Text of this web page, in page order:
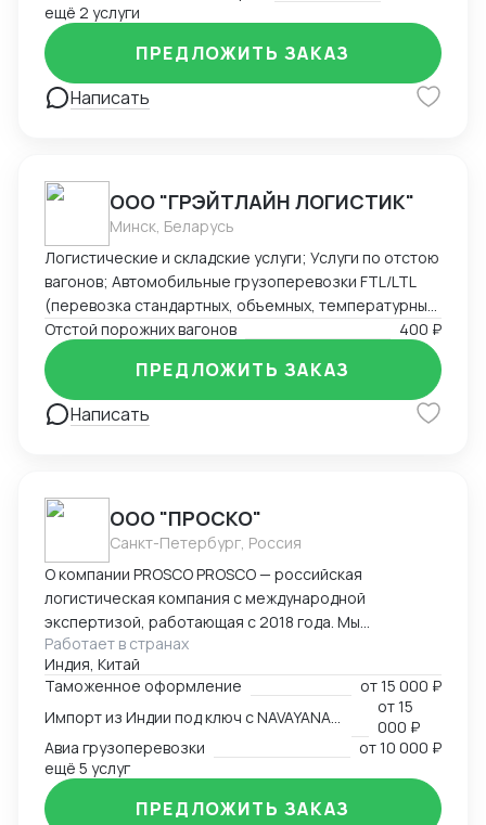
организацией импорта в Российскую Федерацию из
Америки. Знаком со всеми первичными документами
ВЭД.
ещё 2 услуги
Написать
ПРЕДЛОЖИТЬ ЗАКАЗ
ООО "ГРЭЙТЛАЙН ЛОГИСТИК"
Минск, Беларусь
Логистические и складские услуги; Услуги по отстою
вагонов; Автомобильные грузоперевозки FTL/LTL
(перевозка стандартных, объемных, температурных
и сборных грузов); Железнодорожные перевозки
FCL/LCL — комплексные услуги с гарантией качества
и соблюдением сроков.
Отстой порожних вагонов 400 ₽
Написать
ПРЕДЛОЖИТЬ ЗАКАЗ
ООО "ПРОСКО"
Санкт-Петербург, Россия
О компании PROSCO PROSCO — российская
логистическая компания с международной
экспертизой, работающая с 2018 года. Мы
предоставляем полный цикл логистических и
внешнеэкономических услуг: от международных
перевозок и таможенного оформления до
сопровождения и контрактной логистики. Основные
направления работы: международные перевозки
(авиа, авто, море, ж/д); складская логистика и
таможенное оформление; сопровождение ВЭД и
поиск производителей; работа с опасными,
Работает в странах
Индия, Китай
Таможенное оформление
от15 000 ₽
от15
000 ₽
Авиа грузоперевозки
от10 000 ₽
ещё 5 услуг
ПРЕДЛОЖИТЬ ЗАКАЗ